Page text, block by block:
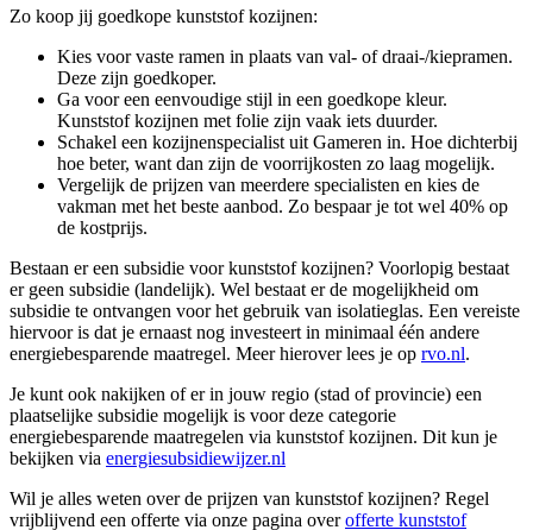
Zo koop jij goedkope kunststof kozijnen:
Kies voor vaste ramen in plaats van val- of draai-/kiepramen.
Deze zijn goedkoper.
Ga voor een eenvoudige stijl in een goedkope kleur.
Kunststof kozijnen met folie zijn vaak iets duurder.
Schakel een kozijnenspecialist uit Gameren in. Hoe dichterbij
hoe beter, want dan zijn de voorrijkosten zo laag mogelijk.
Vergelijk de prijzen van meerdere specialisten en kies de
vakman met het beste aanbod. Zo bespaar je tot wel 40% op
de kostprijs.
Bestaan er een subsidie voor kunststof kozijnen? Voorlopig bestaat
er geen subsidie (landelijk). Wel bestaat er de mogelijkheid om
subsidie te ontvangen voor het gebruik van isolatieglas. Een vereiste
hiervoor is dat je ernaast nog investeert in minimaal één andere
energiebesparende maatregel. Meer hierover lees je op rvo.nl.
Je kunt ook nakijken of er in jouw regio (stad of provincie) een
plaatselijke subsidie mogelijk is voor deze categorie
energiebesparende maatregelen via kunststof kozijnen. Dit kun je
bekijken via energiesubsidiewijzer.nl
Wil je alles weten over de prijzen van kunststof kozijnen? Regel
vrijblijvend een offerte via onze pagina overofferte kunststof